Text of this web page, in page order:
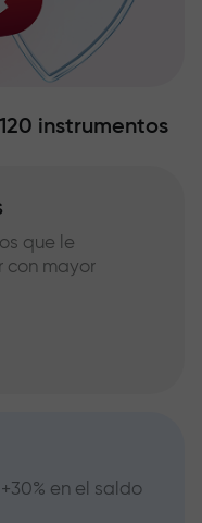
instrumentos
que le
con mayor
en el saldo